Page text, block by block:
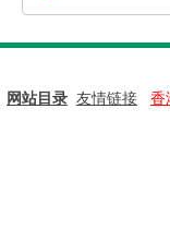
网站目录 友情链接 香